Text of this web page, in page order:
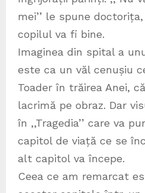
mei’’ le spune
copilul va fi bine.
Imaginea din spital a
este ca un văl cenușiu
Toader în trăirea Anei,
lacrimă pe obraz. Dar
în ,,Tragedia’’ care va
capitol de viață ce se
alt capitol va începe.
Ceea ce am remarcat